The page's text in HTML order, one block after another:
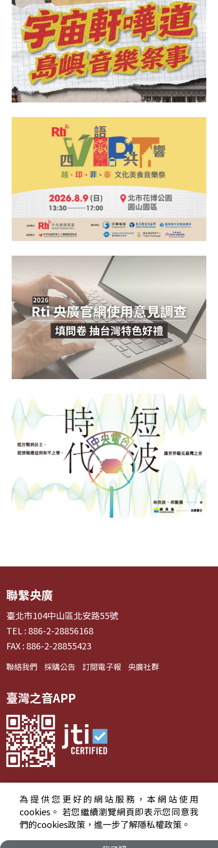
聯繫央廣
臺北市104中山區北安路55號
TEL : 886-2-28856168
FAX : 886-2-28855423
聯絡我們 採購公告 訂閱電子報 央廣社群
臺灣之音APP
© 2024財團法人中央廣播電臺 版權所有
資通安全政策聲明
服務條款 隱私權條款
為提供您更好的網站服務，本網站使用
cookies。 若您繼續瀏覽網頁即表示您同意我
們的cookies政策，進一步了解隱私權政策。